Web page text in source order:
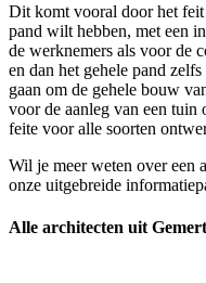
Dit komt vooral door het
pand wilt hebben, met een
de werknemers als voor de
en dan het gehele pand
gaan om de gehele bouw
voor de aanleg van een tuin
feite voor alle soorten
Wil je meer weten over een
onze uitgebreide
Alle architecten uit Gemert